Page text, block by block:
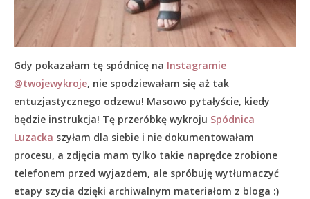
Gdy pokazałam tę spódnicę na Instagramie
@twojewykroje, nie spodziewałam się aż tak
entuzjastycznego odzewu! Masowo pytałyście, kiedy
będzie instrukcja! Tę przeróbkę wykroju Spódnica
Luzacka szyłam dla siebie i nie dokumentowałam
procesu, a zdjęcia mam tylko takie naprędce zrobione
telefonem przed wyjazdem, ale spróbuję wytłumaczyć
etapy szycia dzięki archiwalnym materiałom z bloga :)